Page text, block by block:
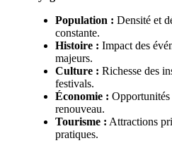
Population : Densité et
constante.
Histoire : Impact des
majeurs.
Culture : Richesse des
festivals.
Économie :
renouveau.
Tourisme : Attractions
pratiques.